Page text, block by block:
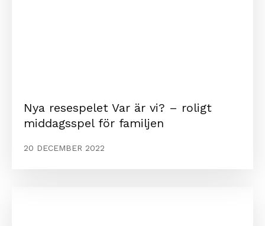
Nya resespelet Var är vi? – roligt
middagsspel för familjen
20 DECEMBER 2022